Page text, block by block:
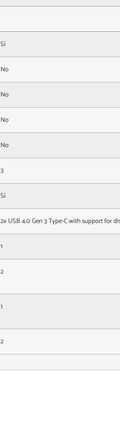
Sí
No
No
No
No
3
Sí
2x USB 4.0 Gen 3 Type-C with support for
1
2
1
2